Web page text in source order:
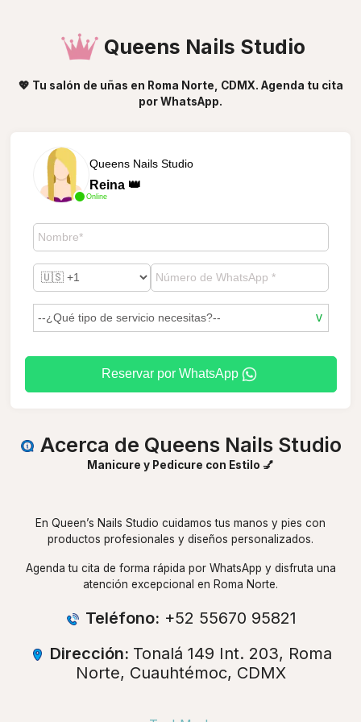
Queens Nails Studio
💖 Tu salón de uñas en Roma Norte, CDMX. Agenda tu cita
por WhatsApp.
Online
Queens Nails Studio
Reina 👑
Reservar por WhatsApp
Acerca de Queens Nails Studio
Manicure y Pedicure con Estilo 💅
En Queen’s Nails Studio cuidamos tus manos y pies con
productos profesionales y diseños personalizados.
Agenda tu cita de forma rápida por WhatsApp y disfruta una
atención excepcional en Roma Norte.
Teléfono: +52 55670 95821
Dirección: Tonalá 149 Int. 203, Roma
Norte, Cuauhtémoc, CDMX